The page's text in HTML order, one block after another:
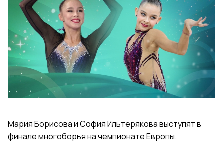
Мария Борисова и София Ильтерякова выступят в
финале многоборья на чемпионате Европы.